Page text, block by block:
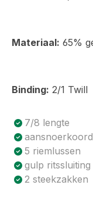
Materiaal: 65%
Binding: 2/1 Twill
Product
7/8 lengte
aansnoerkoord
5 riemlussen
gulp ritssluiting
2 steekzakken